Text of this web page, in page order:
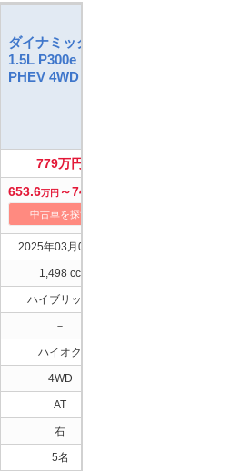
ダイナミック SE
1.5L P300e
PHEV 4WD AT
779万円
653.6万円 ～745
中古車を探す
2025年03月01日
1,498 cc
ハイブリッド
－
ハイオク
4WD
AT
右
5名